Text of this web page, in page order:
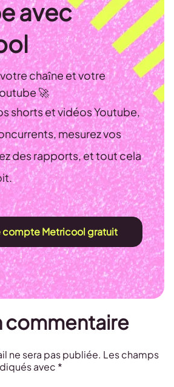
avec
chaîne et votre
🚀
shorts et vidéos Youtube,
mesurez vos
des rapports, et tout cela
compte Metricool gratuit
commentaire
ne sera pas publiée. Les champs
avec *